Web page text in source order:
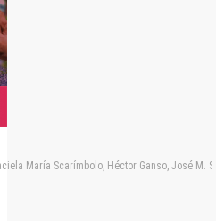
María Scarímbolo, Héctor Ganso, José